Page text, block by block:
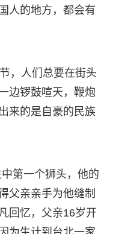
人的地方，都会有
，人们总要在街头
边锣鼓喧天，鞭炮
来的是自豪的民族
第一个狮头，他的
父亲亲手为他缝制
回忆，父亲16岁开